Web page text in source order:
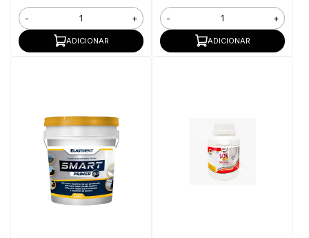
- +
ADICIONAR
- +
ADICIONAR